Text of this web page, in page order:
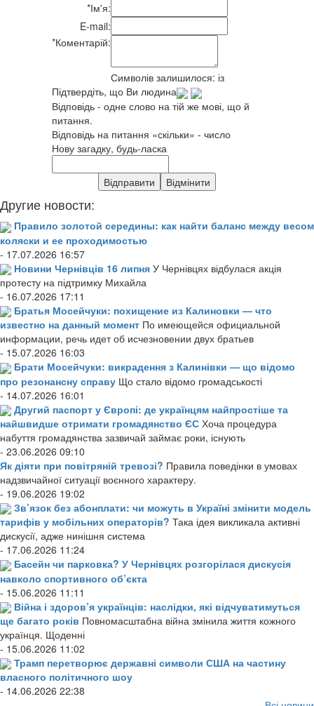
*Ім'я:
E-mail:
*Коментарій:
Символів залишилося: із
Підтвердіть, що Ви людина
Відповідь - одне слово на тій же мові, що й
питання.
Відповідь на питання «скільки» - число
Нову загадку, будь-ласка
Другие новости:
Правило золотой середины: как найти баланс между весом
коляски и ее проходимостью
- 17.07.2026 16:57
Новини Чернівців 16 липня У Чернівцях відбулася акція
протесту на підтримку Михайла
- 16.07.2026 17:11
Братья Мосейчуки: похищение из Калиновки — что
известно на данный момент По имеющейся официальной
информации, речь идет об исчезновении двух братьев
- 15.07.2026 16:03
Брати Мосейчуки: викрадення з Калинівки — що відомо
про резонансну справу Що стало відомо громадськості
- 14.07.2026 16:01
Другий паспорт у Європі: де українцям найпростіше та
найшвидше отримати громадянство ЄС Хоча процедура
набуття громадянства зазвичай займає роки, існують
- 23.06.2026 09:10
Як діяти при повітряній тревозі? Правила поведінки в умовах
надзвичайної ситуації воєнного характеру.
- 19.06.2026 19:02
Зв’язок без абонплати: чи можуть в Україні змінити модель
тарифів у мобільних операторів? Така ідея викликала активні
дискусії, адже нинішня система
- 17.06.2026 11:24
Басейн чи парковка? У Чернівцях розгорілася дискусія
навколо спортивного об’єкта
- 15.06.2026 11:11
Війна і здоров’я українців: наслідки, які відчуватимуться
ще багато років Повномасштабна війна змінила життя кожного
українця. Щоденні
- 15.06.2026 11:02
Трамп перетворює державні символи США на частину
власного політичного шоу
- 14.06.2026 22:38